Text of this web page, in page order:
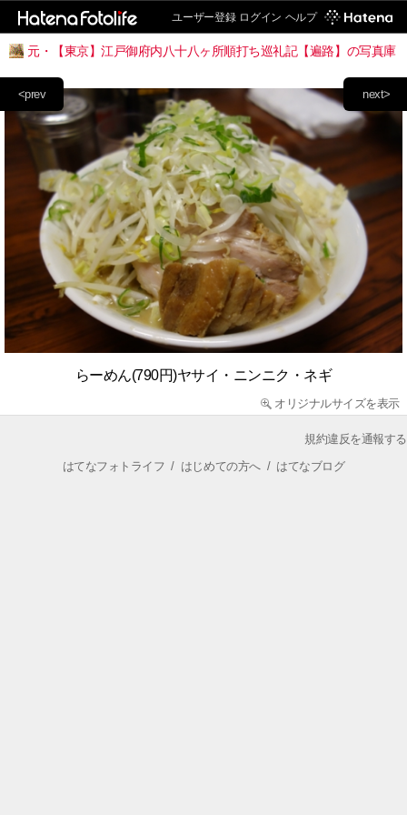
ユーザー登録 ログイン ヘルプ
元・【東京】江戸御府内八十八ヶ所順打ち巡礼記【遍路】の写真庫
next>
<prev
らーめん(790円)ヤサイ・ニンニク・ネギ
オリジナルサイズを表示
規約違反を通報する
はてなフォトライフ / はじめての方へ/ はてなブログ